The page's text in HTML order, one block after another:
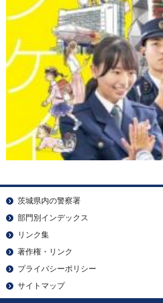
茨城県内の警察署
部門別インデックス
リンク集
著作権・リンク
プライバシーポリシー
サイトマップ